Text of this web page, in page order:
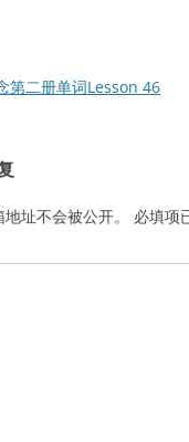
第二册单词Lesson 46
址不会被公开。 必填项